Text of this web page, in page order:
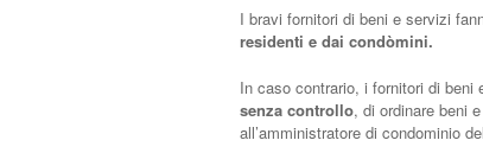
I bravi fornitori di beni e servizi
residenti e dai condòmini.
In caso contrario, i fornitori di
senza controllo, di ordinare beni
all’amministratore di condominio